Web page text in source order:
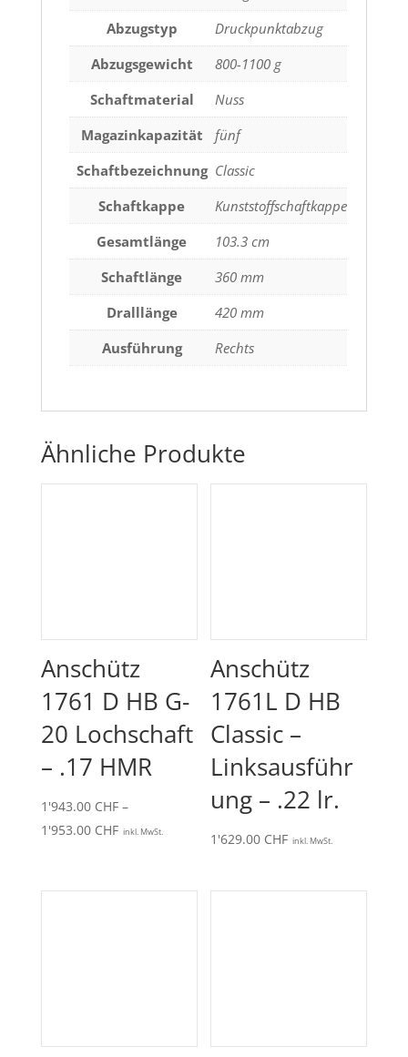
Abzugstyp
Druckpunktabzug
Abzugsgewicht
800-1100 g
Schaftmaterial
Nuss
Magazinkapazität
fünf
Schaftbezeichnung Classic
Schaftkappe
Kunststoffschaftkappe
Gesamtlänge
103.3 cm
Schaftlänge
360 mm
Dralllänge
420 mm
Ausführung
Rechts
Ähnliche Produkte
Anschütz
1761 D HB G-
20 Lochschaft
– .17 HMR
1'943.00 CHF –
1'953.00 CHFPreisspanne:
inkl. MwSt.
Anschütz
1761L D HB
Classic –
Linksausführ
ung – .22 lr.
1'629.00 CHF inkl. MwSt.